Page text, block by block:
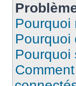
Pourquoi
Pourquoi
Pourquoi